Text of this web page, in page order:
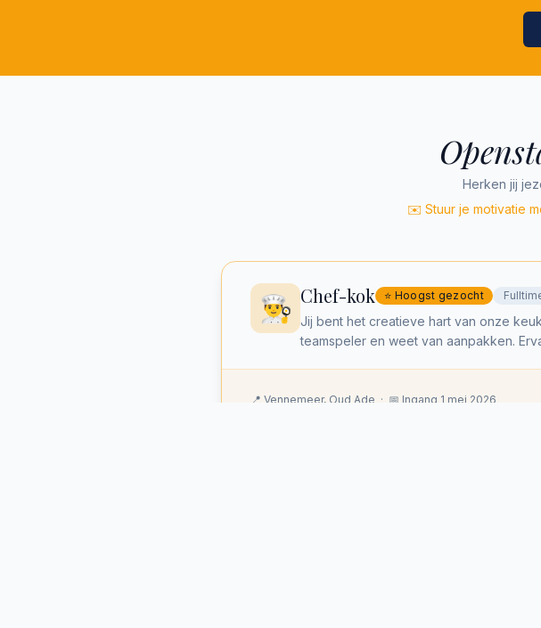
Herken jij
✉️ Stuur je motivatie
👨‍🍳 Chef-kok ⭐ Hoogst gezocht
Jij bent het creatieve hart van onze
teamspeler en weet van aanpakken.
📍 Vennemeer, Oud Ade · 📅 Ingang 1 mei 2026